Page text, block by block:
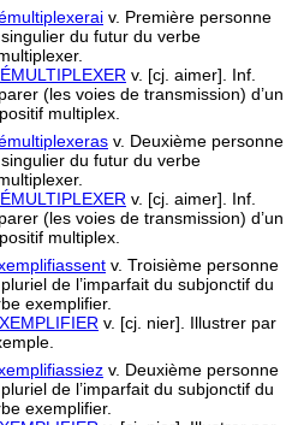
v. Première personne
du futur du verbe
v. [cj. aimer]. Inf.
(les voies de transmission) d’un
multiplex.
v. Deuxième personne
du futur du verbe
v. [cj. aimer]. Inf.
(les voies de transmission) d’un
multiplex.
v. Troisième personne
de l’imparfait du subjonctif du
exemplifier.
v. [cj. nier]. Illustrer par
v. Deuxième personne
de l’imparfait du subjonctif du
exemplifier.